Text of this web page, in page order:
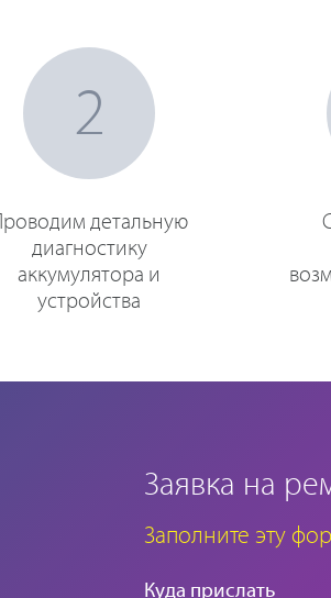
2
Проводим детальную
диагностику
аккумулятора и
устройства
Заявка на
Заполните эту
Куда прислать